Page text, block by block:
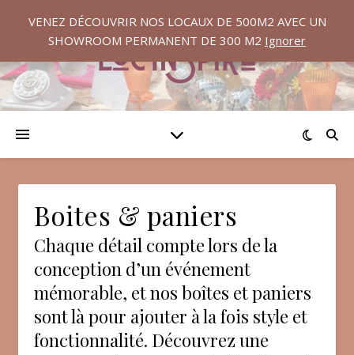
VENEZ DÉCOUVRIR NOS LOCAUX DE 500M2 AVEC UN
SHOWROOM PERMANENT DE 300 M2 Ignorer
Boites & paniers
Chaque détail compte lors de la
conception d’un événement
mémorable, et nos boîtes et paniers
sont là pour ajouter à la fois style et
fonctionnalité. Découvrez une